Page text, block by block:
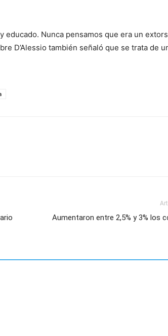
educado. Nunca pensamos que era un
D’Alessio también señaló que se trata de
Aumentaron entre 2,5% y 3% los